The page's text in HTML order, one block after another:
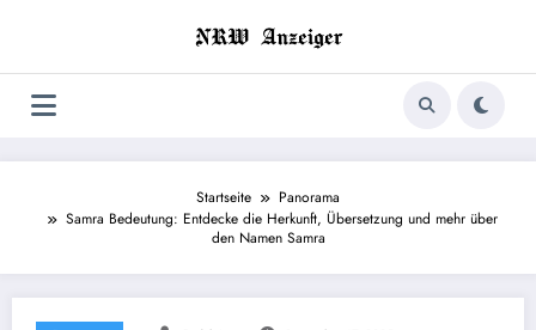
Startseite
Panorama
Samra Bedeutung: Entdecke die Herkunft, Übersetzung und mehr über
den Namen Samra